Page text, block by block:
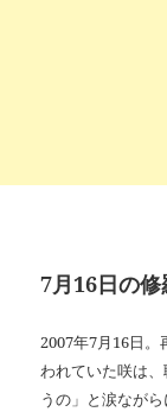
7月16日の
2007年7月16日
われていた咲は
うの」と涙ながら